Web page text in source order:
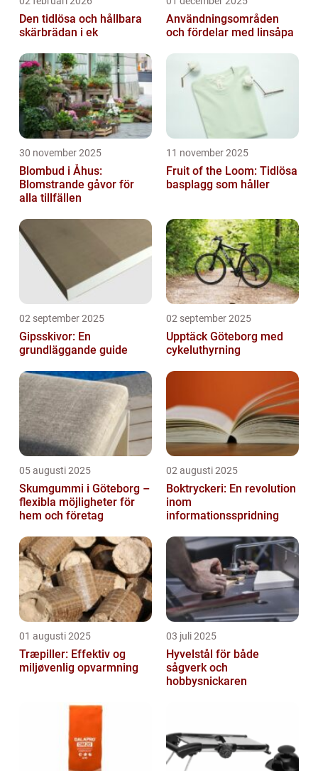
Den tidlösa och hållbara
skärbrädan i ek
Användningsområden
och fördelar med linsåpa
30 november 2025
Blombud i Åhus:
Blomstrande gåvor för
alla tillfällen
11 november 2025
Fruit of the Loom: Tidlösa
basplagg som håller
02 september 2025
Gipsskivor: En
grundläggande guide
02 september 2025
Upptäck Göteborg med
cykeluthyrning
05 augusti 2025
Skumgummi i Göteborg –
flexibla möjligheter för
hem och företag
02 augusti 2025
Boktryckeri: En revolution
inom
informationsspridning
01 augusti 2025
Træpiller: Effektiv og
miljøvenlig opvarmning
03 juli 2025
Hyvelstål för både
sågverk och
hobbysnickaren